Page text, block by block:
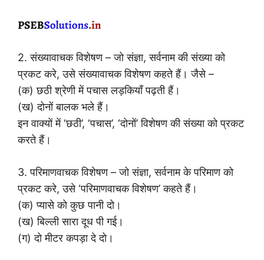
2. संख्यावाचक विशेषण – जो संज्ञा, सर्वनाम की संख्या को
प्रकट करे, उसे संख्यावाचक विशेषण कहते हैं। जैसे –
(क) छठी श्रेणी में पचास लड़कियाँ पढ़ती हैं।
(ख) दोनों बालक भले हैं।
इन वाक्यों में ‘छठी’, ‘पचास’, ‘दोनों’ विशेषण की संख्या को प्रकट
करते हैं।
3. परिमाणवाचक विशेषण – जो संज्ञा, सर्वनाम के परिमाण को
प्रकट करे, उसे ‘परिमाणवाचक विशेषण’ कहते हैं।
(क) प्यासे को कुछ पानी दो।
(ख) बिल्ली सारा दूध पी गई।
(ग) दो मीटर कपड़ा दे दो।